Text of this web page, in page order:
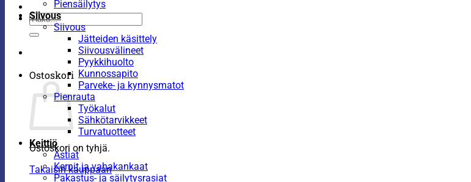
Etsi:
Ostoskori
Ostoskori on tyhjä.
Takaisin kauppaan
Piensäilytys
Siivous
Siivous
Jätteiden käsittely
Siivousvälineet
Pyykkihuolto
Kunnossapito
Parveke- ja kynnysmatot
Pienrauta
Työkalut
Sähkötarvikkeet
Turvatuotteet
Keittiö
Astiat
Kernit ja vahakankaat
Pakastus- ja säilytysrasiat